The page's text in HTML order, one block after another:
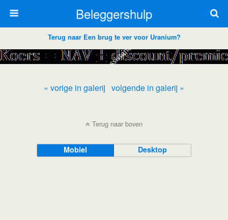
Beleggershulp
Terug naar Een brug te ver voor Uranium?
« vorige in galerij volgende in galerij »
Terug naar boven
Mobiel Desktop